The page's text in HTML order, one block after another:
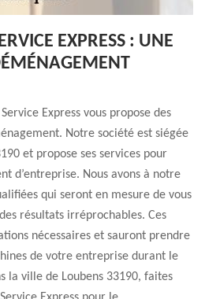
EXPRESS : UNE
Express vous propose des
Notre société est siégée
et propose ses services pour
d’entreprise. Nous avons à notre
qui seront en mesure de vous
résultats irréprochables. Ces
nécessaires et sauront prendre
de votre entreprise durant le
la ville de Loubens 33190, faites